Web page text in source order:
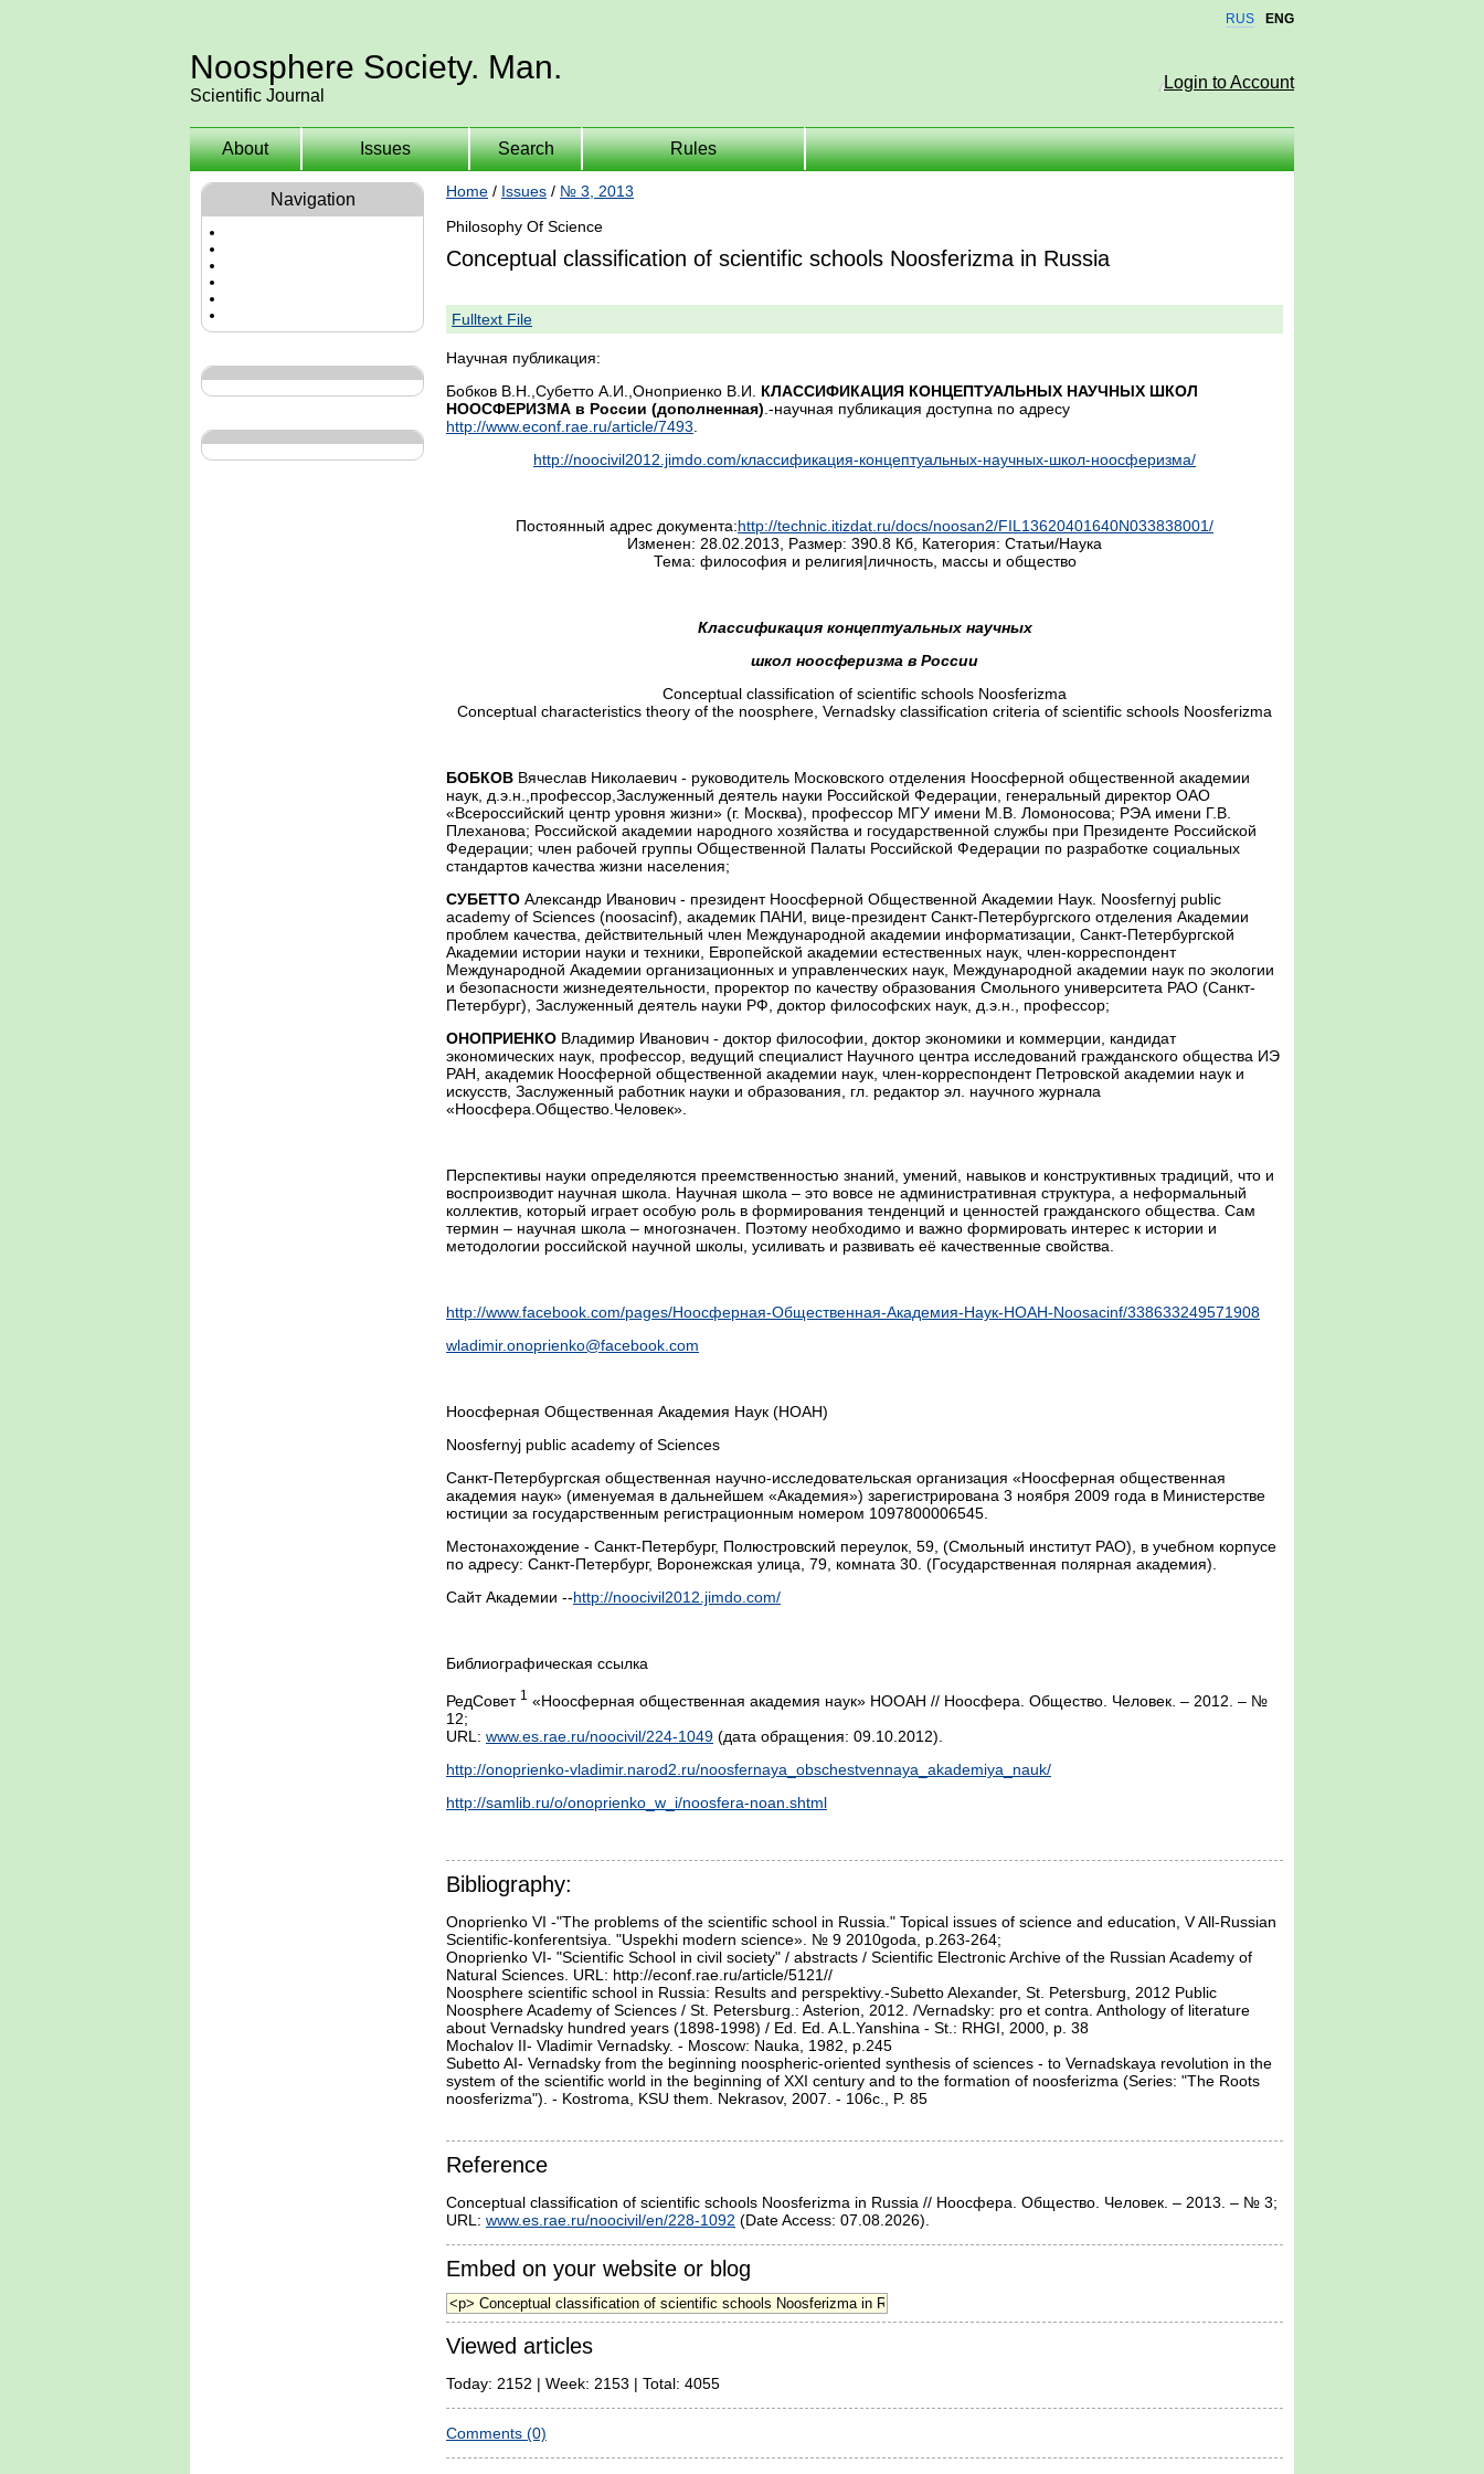
RUS ENG
Noosphere Society. Man.
Scientific Journal
Login to Account
About Issues Search Rules
Navigation Home / Issues / № 3, 2013
Philosophy Of Science
Conceptual classification of scientific schools Noosferizma in Russia
Fulltext File
Научная публикация:
Бобков В.Н.,Субетто А.И.,Оноприенко В.И. КЛАССИФИКАЦИЯ КОНЦЕПТУАЛЬНЫХ НАУЧНЫХ ШКОЛ
НООСФЕРИЗМА в России (дополненная) .-научная публикация доступна по адресу
http://www.econf.rae.ru/article/7493
http://noocivil2012.jimdo.com/классификация-концептуальных-научных-школ-ноосферизма/
Постоянный адрес документа:http://technic.itizdat.ru/docs/noosan2/FIL13620401640N033838001/
Изменен: 28.02.2013, Размер: 390.8 Кб, Категория: Статьи/Наука
Тема: философия и религия|личность, массы и общество
Классификация концептуальных научных
школ ноосферизма в России
Conceptual classification of scientific schools Noosferizma
Conceptual characteristics theory of the noosphere, Vernadsky classification criteria of scientific schools Noosferizma
БОБКОВ Вячеслав Николаевич - руководитель Московского отделения Ноосферной общественной академии
наук, д.э.н.,профессор,Заслуженный деятель науки Российской Федерации, генеральный директор ОАО
«Всероссийский центр уровня жизни» (г. Москва), профессор МГУ имени М.В. Ломоносова; РЭА имени Г.В.
Плеханова; Российской академии народного хозяйства и государственной службы при Президенте Российской
Федерации; член рабочей группы Общественной Палаты Российской Федерации по разработке социальных
стандартов качества жизни населения;
СУБЕТТО Александр Иванович - президент Ноосферной Общественной Академии Наук. Noosfernyj public
academy of Sciences (noosacinf), академик ПАНИ, вице-президент Санкт-Петербургского отделения Академии
проблем качества, действительный член Международной академии информатизации, Санкт-Петербургской
Академии истории науки и техники, Европейской академии естественных наук, член-корреспондент
Международной Академии организационных и управленческих наук, Международной академии наук по экологии
и безопасности жизнедеятельности, проректор по качеству образования Смольного университета РАО (Санкт-
Петербург), Заслуженный деятель науки РФ, доктор философских наук, д.э.н., профессор;
ОНОПРИЕНКО Владимир Иванович - доктор философии, доктор экономики и коммерции, кандидат
экономических наук, профессор, ведущий специалист Научного центра исследований гражданского общества ИЭ
РАН, академик Ноосферной общественной академии наук, член-корреспондент Петровской академии наук и
искусств, Заслуженный работник науки и образования, гл. редактор эл. научного журнала
«Ноосфера.Общество.Человек».
Перспективы науки определяются преемственностью знаний, умений, навыков и конструктивных традиций, что и
воспроизводит научная школа. Научная школа – это вовсе не административная структура, а неформальный
коллектив, который играет особую роль в формирования тенденций и ценностей гражданского общества. Сам
термин – научная школа – многозначен. Поэтому необходимо и важно формировать интерес к истории и
методологии российской научной школы, усиливать и развивать её качественные свойства.
http://www.facebook.com/pages/Ноосферная-Общественная-Академия-Наук-НОАН-Noosacinf/338633249571908
wladimir.onoprienko@facebook.com
Ноосферная Общественная Академия Наук (НОАН)
Noosfernyj public academy of Sciences
Санкт-Петербургская общественная научно-исследовательская организация «Ноосферная общественная
академия наук» (именуемая в дальнейшем «Академия») зарегистрирована 3 ноября 2009 года в Министерстве
юстиции за государственным регистрационным номером 1097800006545.
Местонахождение - Санкт-Петербург, Полюстровский переулок, 59, (Смольный институт РАО), в учебном корпусе
по адресу: Санкт-Петербург, Воронежская улица, 79, комната 30. (Государственная полярная академия).
Сайт Академии --http://noocivil2012.jimdo.com/
Библиографическая ссылка
РедСовет 1 «Ноосферная общественная академия наук» НООАН // Ноосфера. Общество. Человек. – 2012. – №
12;
URL: www.es.rae.ru/noocivil/224-1049 (дата обращения: 09.10.2012).
http://onoprienko-vladimir.narod2.ru/noosfernaya_obschestvennaya_akademiya_nauk/
http://samlib.ru/o/onoprienko_w_i/noosfera-noan.shtml
Bibliography:
Onoprienko VI -"The problems of the scientific school in Russia." Topical issues of science and education, V All-Russian
Scientific-konferentsiya. "Uspekhi modern science». № 9 2010goda, p.263-264;
Onoprienko VI- "Scientific School in civil society" / abstracts / Scientific Electronic Archive of the Russian Academy of
Natural Sciences. URL: http://econf.rae.ru/article/5121//
Noosphere scientific school in Russia: Results and perspektivy.-Subetto Alexander, St. Petersburg, 2012 Public
Noosphere Academy of Sciences / St. Petersburg.: Asterion, 2012. /Vernadsky: pro et contra. Anthology of literature
about Vernadsky hundred years (1898-1998) / Ed. Ed. A.L.Yanshina - St.: RHGI, 2000, p. 38
Mochalov II- Vladimir Vernadsky. - Moscow: Nauka, 1982, p.245
Subetto AI- Vernadsky from the beginning noospheric-oriented synthesis of sciences - to Vernadskaya revolution in the
system of the scientific world in the beginning of XXI century and to the formation of noosferizma (Series: "The Roots
noosferizma"). - Kostroma, KSU them. Nekrasov, 2007. - 106c., P. 85
Reference
Conceptual classification of scientific schools Noosferizma in Russia // Ноосфера. Общество. Человек. – 2013. – № 3;
URL: www.es.rae.ru/noocivil/en/228-1092 (Date Access: 07.08.2026).
Embed on your website or blog
Viewed articles
Today: 2152 | Week: 2153 | Total: 4055
Comments (0)